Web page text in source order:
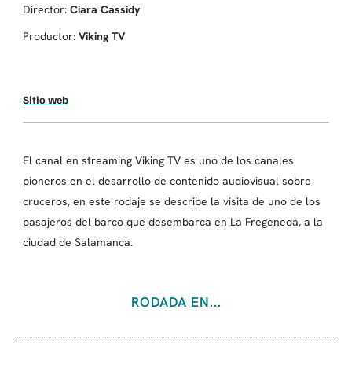
Director: Ciara Cassidy
Productor: Viking TV
Sitio web
El canal en streaming Viking TV es uno de los canales
pioneros en el desarrollo de contenido audiovisual sobre
cruceros, en este rodaje se describe la visita de uno de los
pasajeros del barco que desembarca en La Fregeneda, a la
ciudad de Salamanca.
RODADA EN...